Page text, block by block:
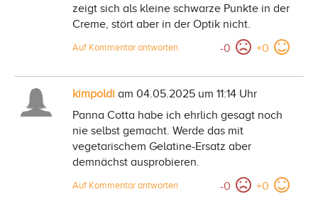
zeigt sich als kleine schwarze Punkte in der
Creme, stört aber in der Optik nicht.
-0 +0
Auf Kommentar antworten
kimpoldi am 04.05.2025 um 11:14 Uhr
Panna Cotta habe ich ehrlich gesagt noch
nie selbst gemacht. Werde das mit
vegetarischem Gelatine-Ersatz aber
demnächst ausprobieren.
-0 +0
Auf Kommentar antworten